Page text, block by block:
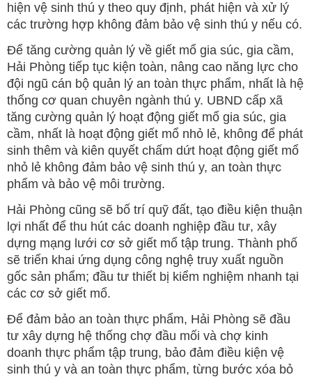
hiện vệ sinh thú y theo quy định, phát hiện và xử lý
các trường hợp không đảm bảo vệ sinh thú y nếu có.
Để tăng cường quản lý về giết mổ gia súc, gia cầm,
Hải Phòng tiếp tục kiện toàn, nâng cao năng lực cho
đội ngũ cán bộ quản lý an toàn thực phẩm, nhất là hệ
thống cơ quan chuyên ngành thú y. UBND cấp xã
tăng cường quản lý hoạt động giết mổ gia súc, gia
cầm, nhất là hoạt động giết mổ nhỏ lẻ, không để phát
sinh thêm và kiên quyết chấm dứt hoạt động giết mổ
nhỏ lẻ không đảm bảo vệ sinh thú y, an toàn thực
phẩm và bảo vệ môi trường.
Hải Phòng cũng sẽ bố trí quỹ đất, tạo điều kiện thuận
lợi nhất để thu hút các doanh nghiệp đầu tư, xây
dựng mạng lưới cơ sở giết mổ tập trung. Thành phố
sẽ triển khai ứng dụng công nghệ truy xuất nguồn
gốc sản phẩm; đầu tư thiết bị kiểm nghiệm nhanh tại
các cơ sở giết mổ.
Để đảm bảo an toàn thực phẩm, Hải Phòng sẽ đầu
tư xây dựng hệ thống chợ đầu mối và chợ kinh
doanh thực phẩm tập trung, bảo đảm điều kiện vệ
sinh thú y và an toàn thực phẩm, từng bước xóa bỏ